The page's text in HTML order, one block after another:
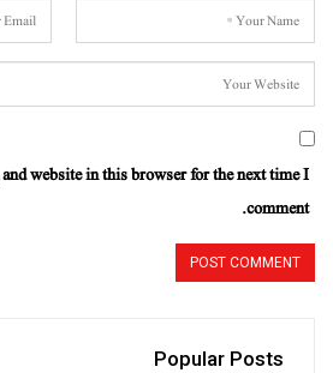
and website in this browser for the next time I
comment.
Popular Posts